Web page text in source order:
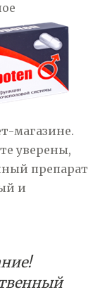
магазине.
уверены,
препарат
и